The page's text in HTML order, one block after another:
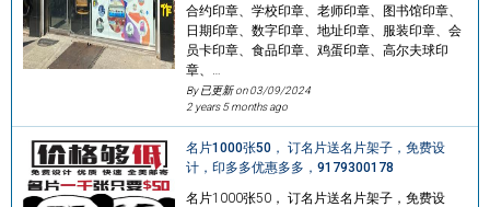
合约印章、学校印章、老师印章、图书馆印章、
日期印章、数字印章、地址印章、服装印章、会
员卡印章、食品印章、鸡蛋印章、高尔夫球印
章、…
By 已更新 on03/09/2024
2 years 5 months ago
名片1000张50， 订名片送名片架子，免费设
计，印多多优惠多多，9179300178
名片1000张50， 订名片送名片架子，免费设